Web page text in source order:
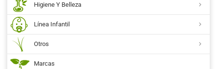
Higiene Y Belleza
Línea Infantil
Otros
Marcas